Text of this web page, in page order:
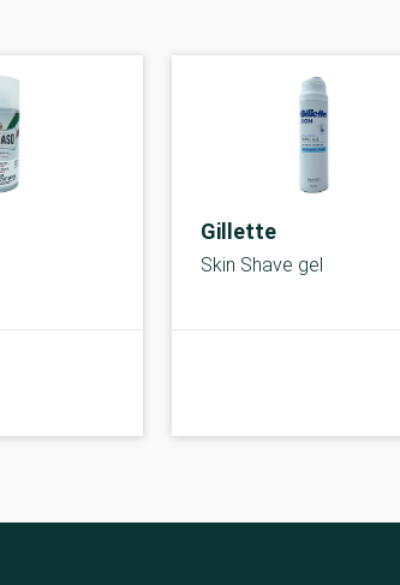
Gillette
Skin Shave gel